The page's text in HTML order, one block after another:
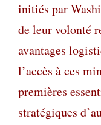
initiés par
de leur volonté
avantages
l’accès à ces
premières
stratégiques